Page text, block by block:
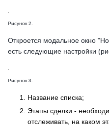
Рисунок 2.
Откроется модальное окно
есть следующие настройки
Рисунок 3.
Название списка;
Этапы сделки -
отслеживать, на каком